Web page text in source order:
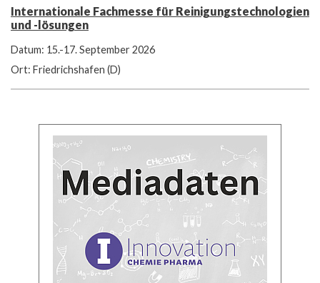
Internationale Fachmesse für Reinigungstechnologien
und -lösungen
Datum: 15.-17. September 2026
Ort: Friedrichshafen (D)